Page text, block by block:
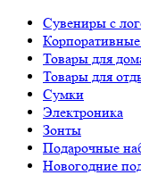
Сувениры с
Товары для
Товары для
Сумки
Электроника
Зонты
Подарочные
Новогодние